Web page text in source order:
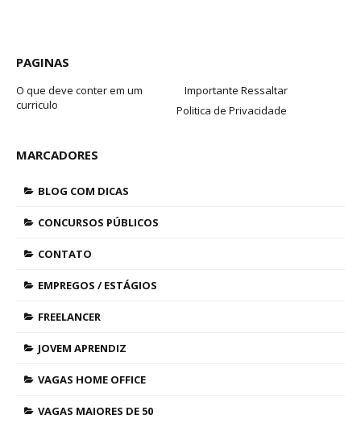
PAGINAS
O que deve conter em um
curriculo
Importante Ressaltar
Politica de Privacidade
MARCADORES
BLOG COM DICAS
CONCURSOS PÚBLICOS
CONTATO
EMPREGOS / ESTÁGIOS
FREELANCER
JOVEM APRENDIZ
VAGAS HOME OFFICE
VAGAS MAIORES DE 50